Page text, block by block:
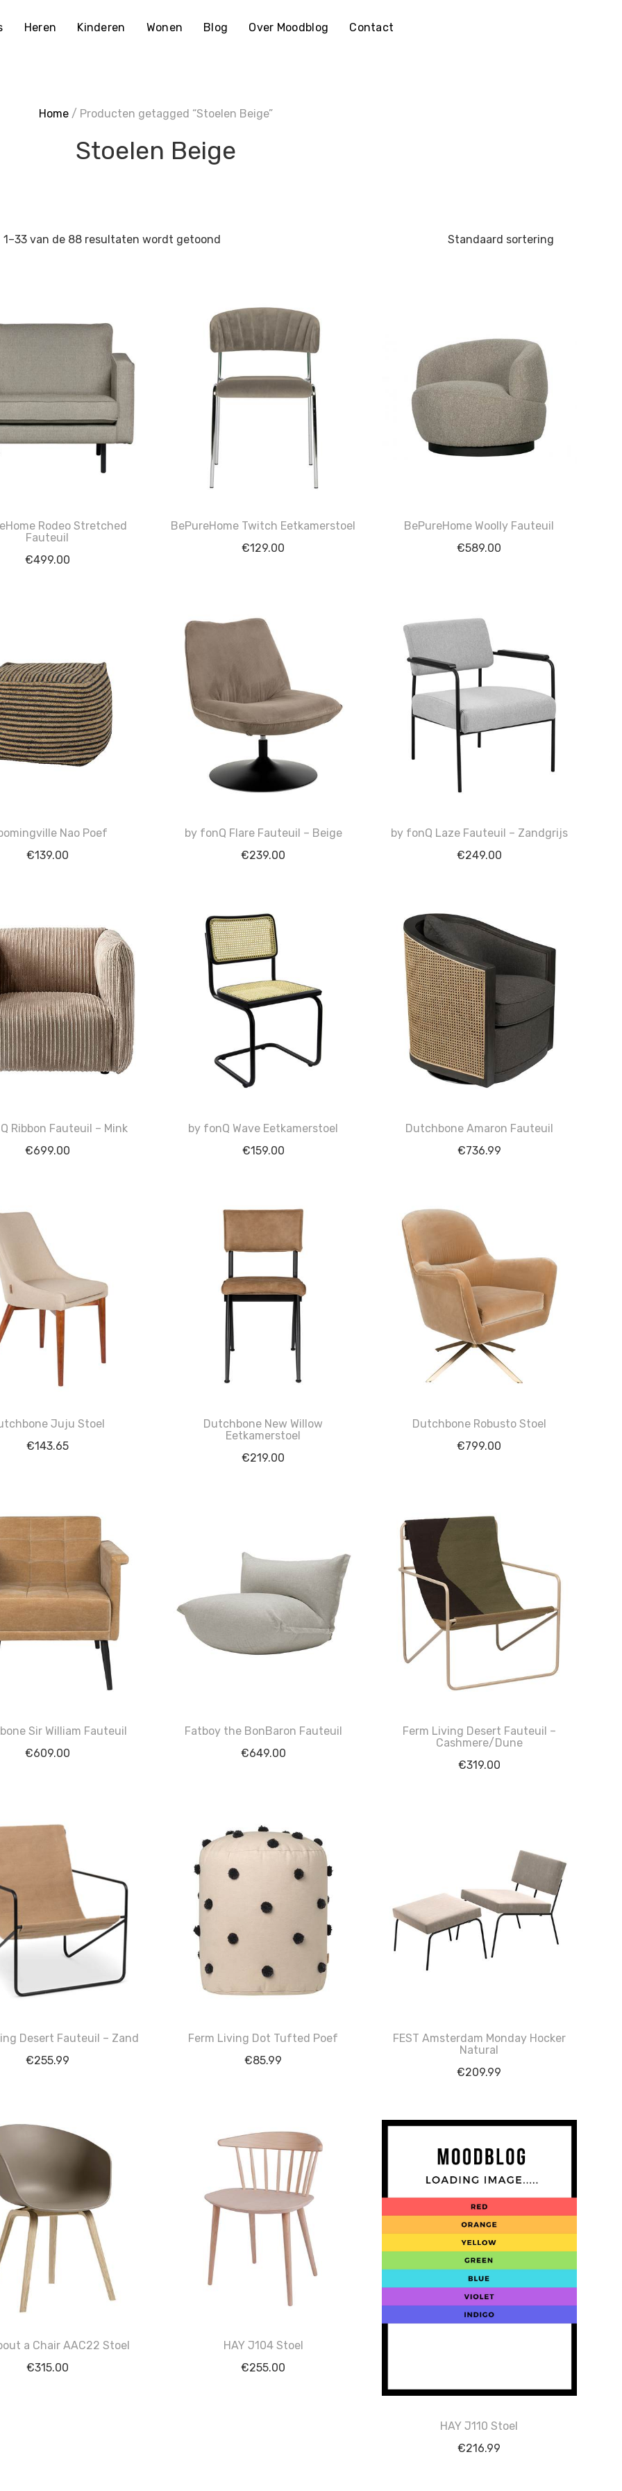
Heren Kinderen Wonen Blog Over Moodblog Contact
Home/ Producten getagged “Stoelen Beige”
Stoelen Beige
1–33 van de 88 resultaten wordt getoond
Rodeo Stretched
Fauteuil
€499.00
BePureHome Twitch Eetkamerstoel
€129.00
BePureHome Woolly Fauteuil
€589.00
Nao Poef
€139.00
by fonQ Flare Fauteuil – Beige
€239.00
by fonQ Laze Fauteuil – Zandgrijs
€249.00
Ribbon Fauteuil – Mink
€699.00
by fonQ Wave Eetkamerstoel
€159.00
Dutchbone Amaron Fauteuil
€736.99
Juju Stoel
€143.65
Dutchbone New Willow
Eetkamerstoel
€219.00
Dutchbone Robusto Stoel
€799.00
Sir William Fauteuil
€609.00
Fatboy the BonBaron Fauteuil
€649.00
Ferm Living Desert Fauteuil –
Cashmere/Dune
€319.00
Desert Fauteuil – Zand
€255.99
Ferm Living Dot Tufted Poef
€85.99
FEST Amsterdam Monday Hocker
Natural
€209.99
a Chair AAC22 Stoel
€315.00
HAY J104 Stoel
€255.00
HAY J110 Stoel
€216.99